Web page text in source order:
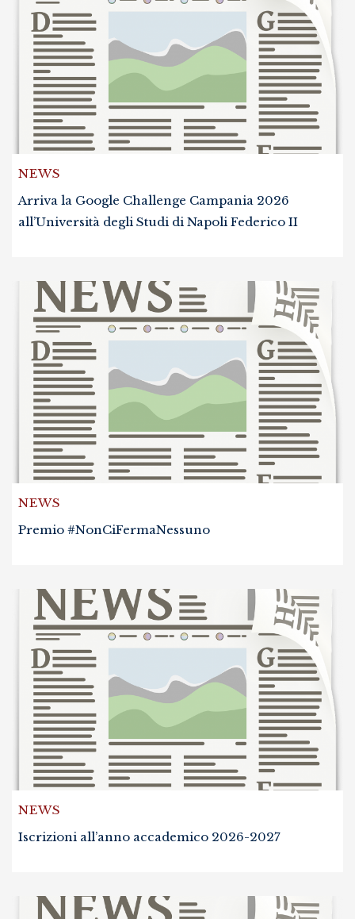
NEWS
Arriva la Google Challenge Campania 2026
all’Università degli Studi di Napoli Federico II
NEWS
Premio #NonCiFermaNessuno
NEWS
Iscrizioni all’anno accademico 2026-2027